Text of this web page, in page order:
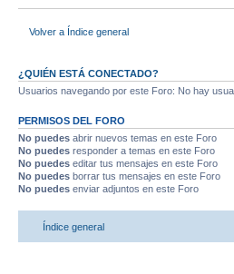
Volver a Índice general
¿QUIÉN ESTÁ CONECTADO?
Usuarios navegando por este Foro: No hay
PERMISOS DEL FORO
No puedes abrir nuevos temas en este Foro
No puedes responder a temas en este Foro
No puedes editar tus mensajes en este Foro
No puedes borrar tus mensajes en este Foro
No puedes enviar adjuntos en este Foro
Índice general